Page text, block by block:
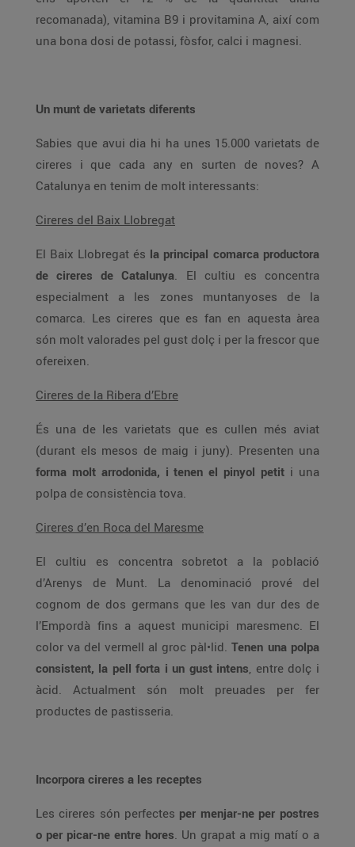
recomanada), vitamina B9 i provitamina A, així com
una bona dosi de potassi, fòsfor, calci i magnesi.
Un munt de varietats diferents
Sabies que avui dia hi ha unes 15.000 varietats de
cireres i que cada any en surten de noves? A
Catalunya en tenim de molt interessants:
Cireres del Baix Llobregat
El Baix Llobregat és la principal comarca productora
de cireres de Catalunya. El cultiu es concentra
especialment a les zones muntanyoses de la
comarca. Les cireres que es fan en aquesta àrea
són molt valorades pel gust dolç i per la frescor que
ofereixen.
Cireres de la Ribera d’Ebre
És una de les varietats que es cullen més aviat
(durant els mesos de maig i juny). Presenten una
forma molt arrodonida, i tenen el pinyol petit i una
polpa de consistència tova.
Cireres d’en Roca del Maresme
El cultiu es concentra sobretot a la població
d’Arenys de Munt. La denominació prové del
cognom de dos germans que les van dur des de
l’Empordà fins a aquest municipi maresmenc. El
color va del vermell al groc pàl•lid. Tenen una polpa
consistent, la pell forta i un gust intens, entre dolç i
àcid. Actualment són molt preuades per fer
productes de pastisseria.
Incorpora cireres a les receptes
Les cireres són perfectes per menjar-ne per postres
o per picar-ne entre hores. Un grapat a mig matí o a